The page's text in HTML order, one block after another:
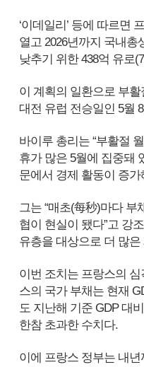
‘이데일리’ 등에 따르면
열고 2026년까지 국내총
낮추기 위한 438억 유로
이 계획의 일환으로 부활
대전 유럽 전승일인 5월
바이루 총리는 “부활절
휴가 많은 5월에 집중돼
문에서 경제 활동이 증
그는 “매초(每秒)마다 부
협이 현실이 됐다”고 강
유층을 대상으로 더 많
이번 조치는 프랑스의
스의 국가 부채는 현재
도 지난해 기준 GDP 대
한참 초과한 수치다.
이에 프랑스 정부는 내